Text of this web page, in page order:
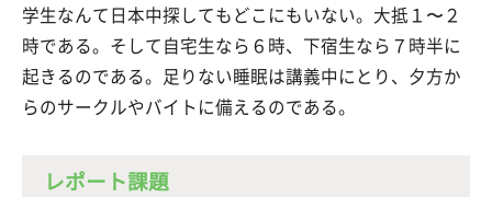
学生なんて日本中探してもどこにもいない。大抵１〜２
時である。そして自宅生なら６時、下宿生なら７時半に
起きるのである。足りない睡眠は講義中にとり、夕方か
らのサークルやバイトに備えるのである。
レポート課題